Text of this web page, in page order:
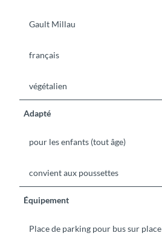
Gault Millau
français
végétalien
Adapté
pour les enfants (tout âge)
convient aux poussettes
Équipement
Place de parking pour bus sur place